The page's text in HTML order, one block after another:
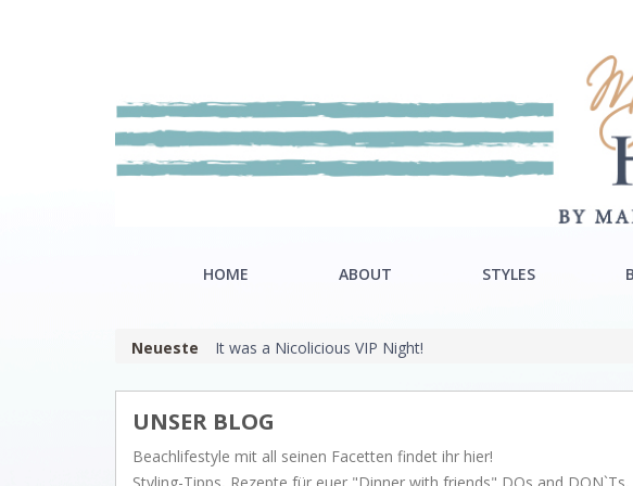
HOME ABOUT
Our mission
Showroom
STYLES
Hampton Style
Neueste It was a Nicolicious VIP Night!
UNSER BLOG
Beachlifestyle mit all seinen Facetten findet ihr hier!